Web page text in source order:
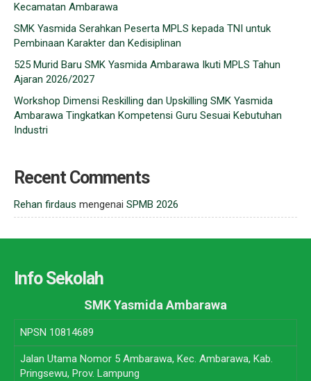
Kecamatan Ambarawa
SMK Yasmida Serahkan Peserta MPLS kepada TNI untuk
Pembinaan Karakter dan Kedisiplinan
525 Murid Baru SMK Yasmida Ambarawa Ikuti MPLS Tahun
Ajaran 2026/2027
Workshop Dimensi Reskilling dan Upskilling SMK Yasmida
Ambarawa Tingkatkan Kompetensi Guru Sesuai Kebutuhan
Industri
Recent Comments
Rehan firdaus mengenai SPMB 2026
Info Sekolah
SMK Yasmida Ambarawa
NPSN 10814689
Jalan Utama Nomor 5 Ambarawa, Kec. Ambarawa, Kab.
Pringsewu, Prov. Lampung